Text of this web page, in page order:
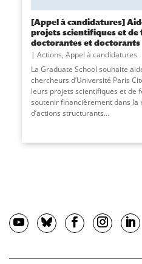
[Appel à candidatures]
projets scientifiques et de
doctorantes et doctorants
Actions, Appel à candidatures
La Graduate School souhaite
chercheurs d’Université Paris
leurs projets scientifiques et de
soutenir financièrement dans la
d’actions structurants...